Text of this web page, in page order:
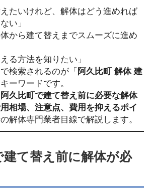
えたいけれど、解体はどう進めれば
い」
体から建て替えまでスムーズに進め
る方法を知りたい」
検索されるのが「 阿久比町 解体 建
ーワードです。
阿久比町で建て替え前に必要な解体
相場、注意点、費用を抑えるポイ
解体専門業者目線で解説します。
建て替え前に解体が必